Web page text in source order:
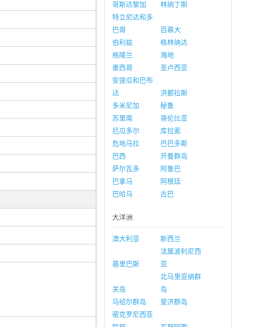
哥斯达黎加
林纳丁斯
特立尼达和多
巴哥
百慕大
伯利兹
格林纳达
格陵兰
海地
墨西哥
圣卢西亚
安提瓜和巴布
达
洪都拉斯
多米尼加
秘鲁
苏里南
哥伦比亚
厄瓜多尔
库拉索
危地马拉
巴巴多斯
巴西
开曼群岛
萨尔瓦多
阿鲁巴
巴拿马
阿根廷
巴哈马
古巴
大洋洲
澳大利亚 新西兰
基里巴斯
法属波利尼西
亚
关岛
北马里亚纳群
岛
马绍尔群岛
斐济群岛
密克罗尼西亚